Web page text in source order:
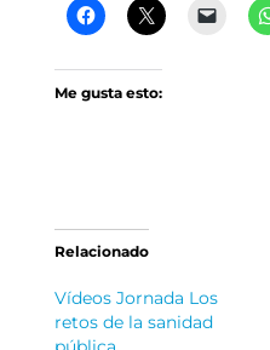
Me gusta esto:
Relacionado
Vídeos Jornada Los
retos de la sanidad